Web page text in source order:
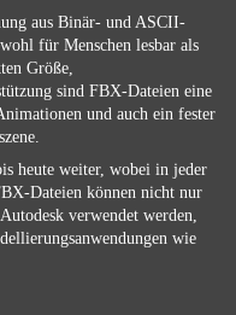
aus Binär- und ASCII-
für Menschen lesbar als
Größe,
sind FBX-Dateien eine
und auch ein fester
heute weiter, wobei in jeder
Dateien können nicht nur
verwendet werden,
wie